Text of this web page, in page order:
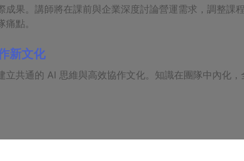
成果。講師將在課前與企業深度討論營運需求，調整課
點。
新文化
立共通的 AI 思維與高效協作文化。知識在團隊中內化